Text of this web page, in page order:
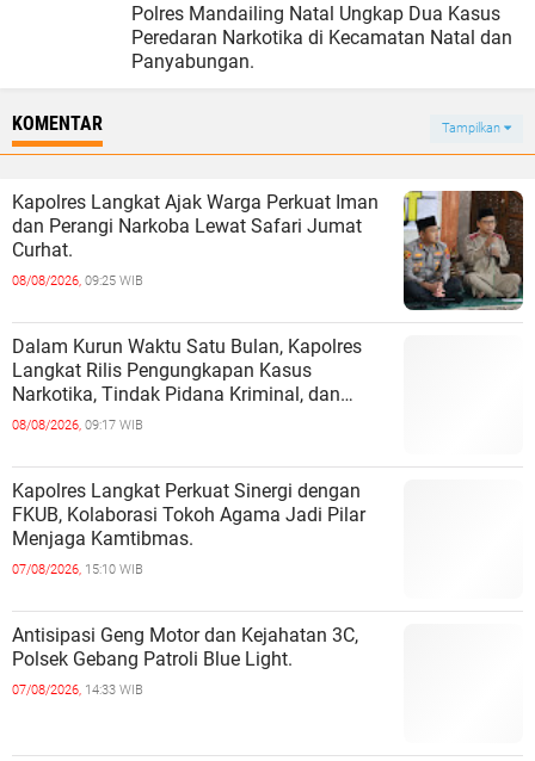
Polres Mandailing Natal Ungkap Dua Kasus
Peredaran Narkotika di Kecamatan Natal dan
Panyabungan.
KOMENTAR Tampilkan
Kapolres Langkat Ajak Warga Perkuat Iman
dan Perangi Narkoba Lewat Safari Jumat
Curhat.
08/08/2026, 09:25 WIB
Dalam Kurun Waktu Satu Bulan, Kapolres
Langkat Rilis Pengungkapan Kasus
Narkotika, Tindak Pidana Kriminal, dan
Kekerasan Seksual terhadap Anak.
08/08/2026, 09:17 WIB
Kapolres Langkat Perkuat Sinergi dengan
FKUB, Kolaborasi Tokoh Agama Jadi Pilar
Menjaga Kamtibmas.
07/08/2026, 15:10 WIB
Antisipasi Geng Motor dan Kejahatan 3C,
Polsek Gebang Patroli Blue Light.
07/08/2026, 14:33 WIB